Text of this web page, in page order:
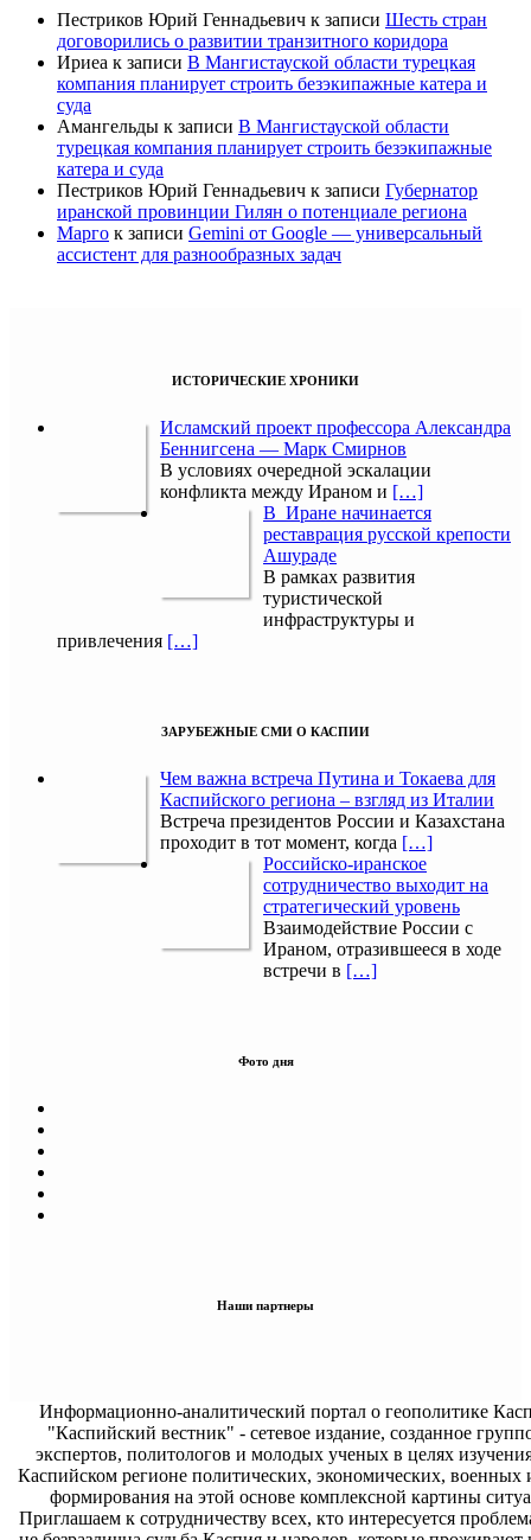
Пестриков Юрий Геннадьевич к записи Шесть стран
договорились о развитии транзитного коридора
Ириеа к записи В Мангистауской области турецкая
компания планирует строить безэкипажные катера и
суда
Амангельды к записи В Мангистауской области
турецкая компания планирует строить безэкипажные
катера и суда
Пестриков Юрий Геннадьевич к записи Губернатор
иранской провинции Гилян о потенциале региона
Марго к записи Gemini от Google — универсальный
ассистент для разнообразных задач
ИСТОРИЧЕСКИЕ ХРОНИКИ
Исламский проект профессора Александра
Беннигсена — Марк Смирнов
В условиях очередной эскалации
конфликта между Ираном и […]
В Иране начинается
реставрация русской крепости
Ашураде
В рамках развития
туристической
инфраструктуры и
привлечения […]
ЗАРУБЕЖНЫЕ СМИ О КАСПИИ
Чем важна встреча Путина и Токаева для
Каспийского региона – взгляд из Италии
Встреча президентов России и Казахстана
проходит в тот момент, когда […]
Российско-иранское
сотрудничество выходит на
стратегический уровень
Взаимодействие России с
Ираном, отразившееся в ходе
встречи в […]
Фото дня
Наши партнеры
Информационно-аналитический портал о геополитике
"Каспийский вестник" - сетевое издание, созданное
экспертов, политологов и молодых ученых в целях
Каспийском регионе политических, экономических, военных
формирования на этой основе комплексной картины
Приглашаем к сотрудничеству всех, кто интересуется